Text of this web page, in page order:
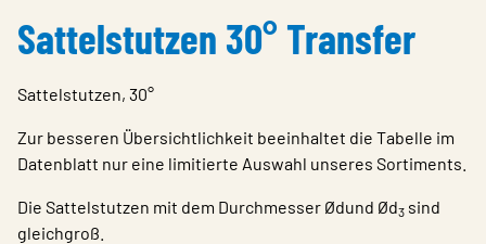
Inspiration
Kontakt
Wähle Sprache
Germany - Ventilation
Sattelstutzen 30° Transfer
Sattelstutzen, 30°
Zur besseren Übersichtlichkeit beeinhaltet die Tabelle im
Datenblatt nur eine limitierte Auswahl unseres Sortiments.
Die Sattelstutzen mit dem Durchmesser Ødund Ød3 sind
gleichgroß.